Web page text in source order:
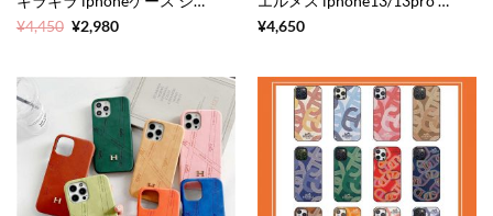
¥4,450 元
は
¥4,450
で
た。
¥2,980現
格
は
¥2,980
で
す。
¥4,650